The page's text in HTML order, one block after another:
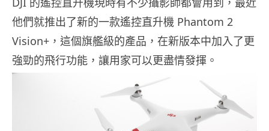
他們就推出了新的一款遙控直升機 Phantom 2
Vision+，這個旗艦級的產品，在新版本中加入了更
強勁的飛行功能，讓用家可以更盡情發揮。